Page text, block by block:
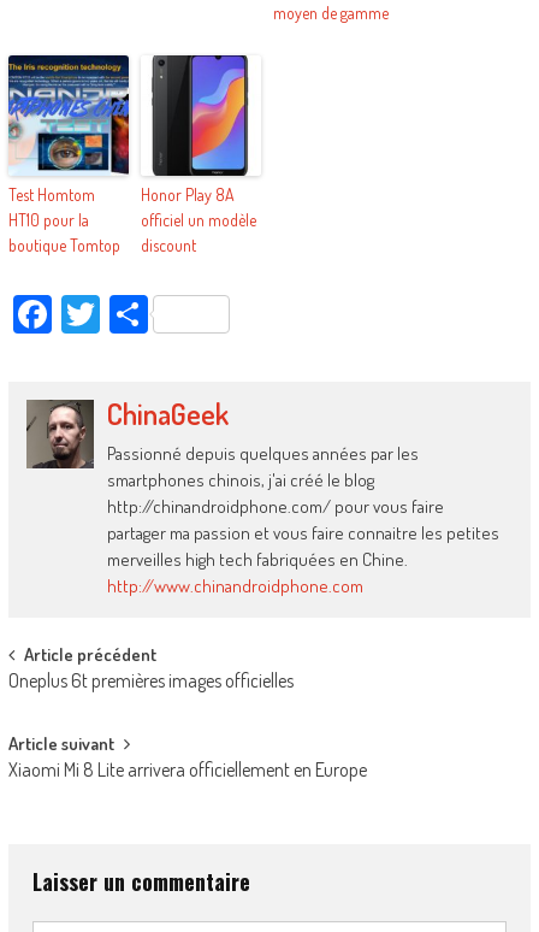
moyen de gamme
Test Homtom
HT10 pour la
boutique Tomtop
Honor Play 8A
officiel un modèle
discount
Facebook
TwitterPartager
ChinaGeek
Passionné depuis quelques années par les
smartphones chinois, j'ai créé le blog
http://chinandroidphone.com/ pour vous faire
partager ma passion et vous faire connaitre les petites
merveilles high tech fabriquées en Chine.
http://www.chinandroidphone.com
Post
navigation
Article précédent
Oneplus 6t premières images officielles
Article suivant
Xiaomi Mi 8 Lite arrivera officiellement en Europe
Laisser un commentaire